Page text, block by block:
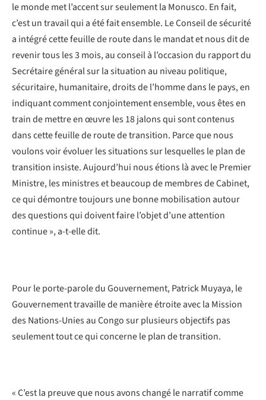
le monde met l’accent sur seulement la Monusco. En fait,
c’est un travail qui a été fait ensemble. Le Conseil de sécurité
a intégré cette feuille de route dans le mandat et nous dit de
revenir tous les 3 mois, au conseil à l’occasion du rapport du
Secrétaire général sur la situation au niveau politique,
sécuritaire, humanitaire, droits de l’homme dans le pays, en
indiquant comment conjointement ensemble, vous êtes en
train de mettre en œuvre les 18 jalons qui sont contenus
dans cette feuille de route de transition. Parce que nous
voulons voir évoluer les situations sur lesquelles le plan de
transition insiste. Aujourd’hui nous étions là avec le Premier
Ministre, les ministres et beaucoup de membres de Cabinet,
ce qui démontre toujours une bonne mobilisation autour
des questions qui doivent faire l’objet d’une attention
continue », a-t-elle dit.
Pour le porte-parole du Gouvernement, Patrick Muyaya, le
Gouvernement travaille de manière étroite avec la Mission
des Nations-Unies au Congo sur plusieurs objectifs pas
seulement tout ce qui concerne le plan de transition.
« C’est la preuve que nous avons changé le narratif comme